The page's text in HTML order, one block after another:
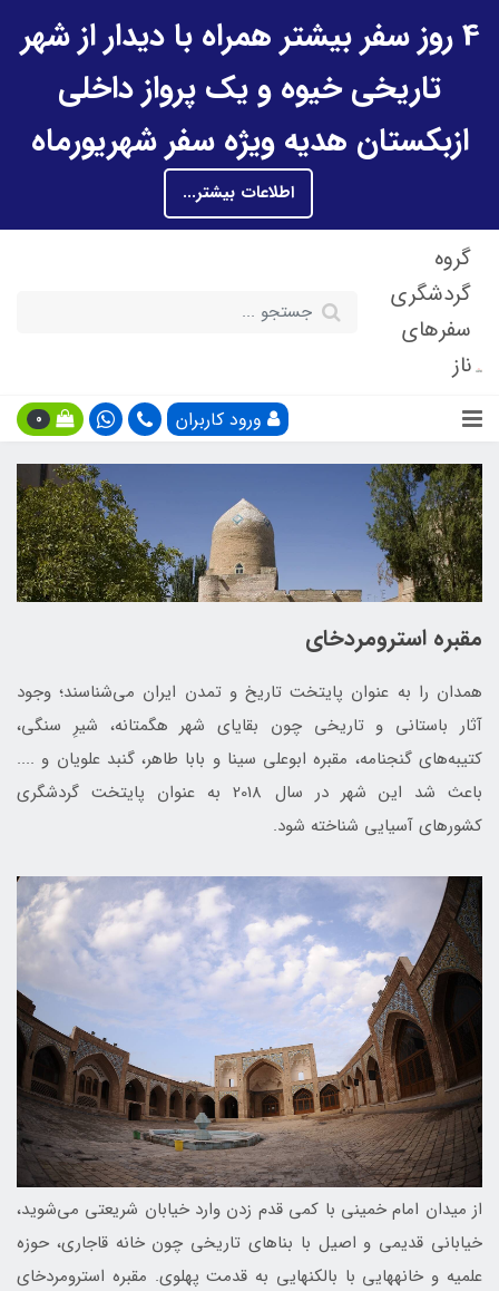
4 روز سفر بیشتر همراه با دیدار از شهر
تاریخی خیوه و یک پرواز داخلی
ازبکستان هدیه ویژه سفر شهریورماه
اطلاعات بیشتر...
گروه
گردشگری
سفرهای
ناز
ورود کاربران 0
مقبره استرومردخای
همدان را به عنوان پایتخت تاریخ و تمدن ایران می‌شناسند؛ وجود
آثار باستانی و تاریخی چون بقایای شهر هگمتانه، شیرِ سنگی،
کتیبه‌های گنجنامه، مقبره ابوعلی سینا و بابا طاهر، گنبد علویان و ....
باعث شد این شهر در سال 2018 به‌ عنوان پایتخت گردشگری
کشورهای آسیایی شناخته شود.
از میدان امام خمینی با کمی قدم زدن وارد خیابان شریعتی می‌شوید،
خیابانی قدیمی و اصیل با بناهای تاریخی چون خانه قاجاری، حوزه
علمیه و خانه‎هایی با بالکن‎هایی به قدمت پهلوی. مقبره استرومردخای